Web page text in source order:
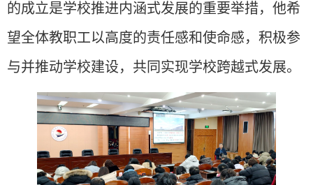
的成立是学校推进内涵式发展的重要举措，他希
望全体教职工以高度的责任感和使命感，积极参
与并推动学校建设，共同 实现学校跨越式发展。